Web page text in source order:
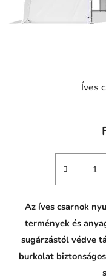
Íves
Az íves csarnok
termények és
sugárzástól védve
burkolat